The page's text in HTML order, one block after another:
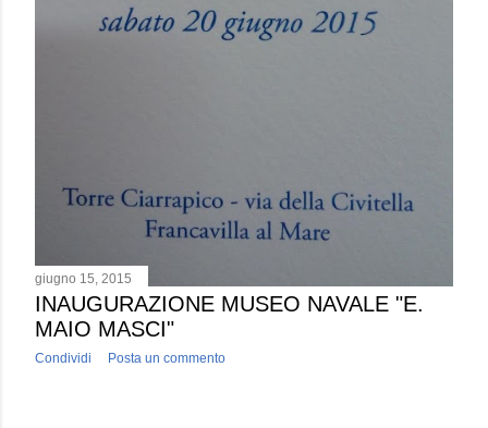
giugno 15, 2015
INAUGURAZIONE MUSEO NAVALE "E.
MAIO MASCI"
Condividi Posta un commento